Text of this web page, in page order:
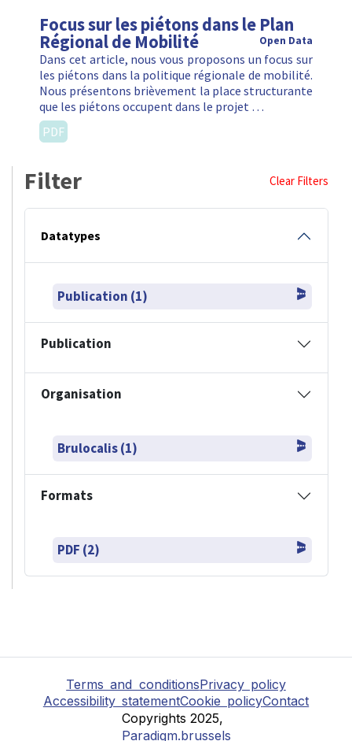
Focus sur les piétons dans le Plan
Régional de Mobilité Open Data
Dans cet article, nous vous proposons un focus sur
les piétons dans la politique régionale de mobilité.
Nous présentons brièvement la place structurante
que les piétons occupent dans le projet …
PDF
Filter Clear Filters
Datatypes
Publication (1)
Publication
Organisation
Brulocalis (1)
Formats
PDF (2)
Terms and conditionsPrivacy policy
Accessibility statementCookie policyContact
Copyrights 2025,
Paradigm.brussels